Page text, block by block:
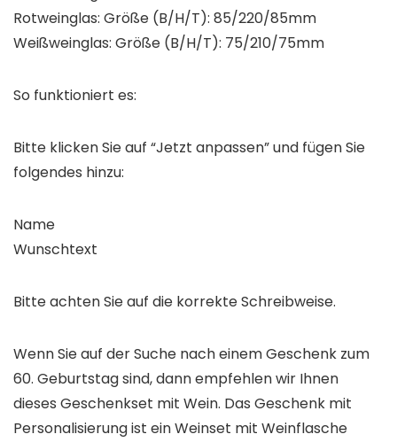
Rotweinglas: Größe (B/H/T): 85/220/85mm
Weißweinglas: Größe (B/H/T): 75/210/75mm
So funktioniert es:
Bitte klicken Sie auf “Jetzt anpassen” und fügen Sie
folgendes hinzu:
Name
Wunschtext
Bitte achten Sie auf die korrekte Schreibweise.
Wenn Sie auf der Suche nach einem Geschenk zum
60. Geburtstag sind, dann empfehlen wir Ihnen
dieses Geschenkset mit Wein. Das Geschenk mit
Personalisierung ist ein Weinset mit Weinflasche